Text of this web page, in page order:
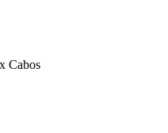
Cabos